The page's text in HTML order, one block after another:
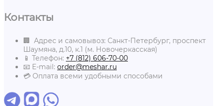
Контакты
🏢 Адрес и самовывоз: Санкт-Петербург, проспект
Шаумяна, д.10, к.1 (м. Новочеркасская)
📱 Телефон: +7 (812) 606-70-00
📧 E-mail: order@meshar.ru
💳 Оплата всеми удобными способами